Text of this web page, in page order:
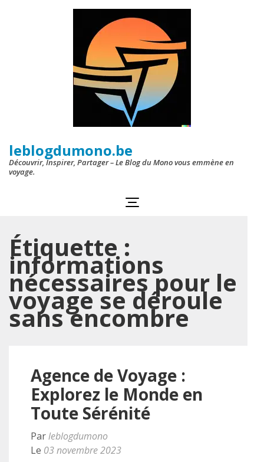
leblogdumono.be
Découvrir, Inspirer, Partager – Le Blog du Mono vous emmène en
voyage.
Étiquette :
informations
nécessaires pour le
voyage se déroule
sans encombre
Agence de Voyage :
Explorez le Monde en
Toute Sérénité
Parleblogdumono
Le 03 novembre 2023